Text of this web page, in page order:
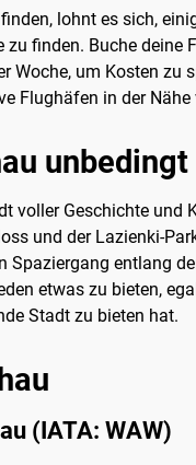
lohnt es sich,
zu finden. Buche
Woche, um Kosten
Flughäfen in der
voller Geschichte und
und der Lazienki-
Spaziergang entlang
etwas zu bieten,
Stadt zu bieten hat.
(IATA: WAW)